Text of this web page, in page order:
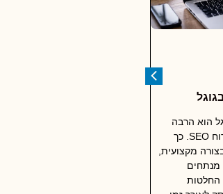
הוא הרבה
יותר ממספרים בדוח SEO. כך
מקצועית,
מנתחים
החלטות